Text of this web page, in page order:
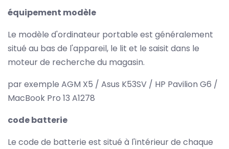
équipement modèle
Le modèle d'ordinateur portable est généralement
situé au bas de l'appareil, le lit et le saisit dans le
moteur de recherche du magasin.
par exemple AGM X5 / Asus K53SV / HP Pavilion G6 /
MacBook Pro 13 A1278
code batterie
Le code de batterie est situé à l'intérieur de chaque